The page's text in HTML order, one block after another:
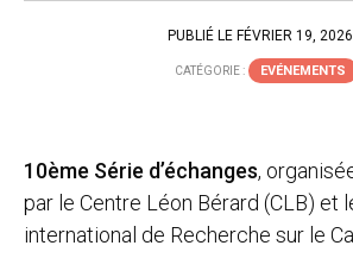
PUBLIÉ LE FÉVRIER 19, 2026
CATÉGORIE : EVÉNEMENTS
10ème Série d’échanges,
par le Centre Léon Bérard (CLB) et
international de Recherche sur le